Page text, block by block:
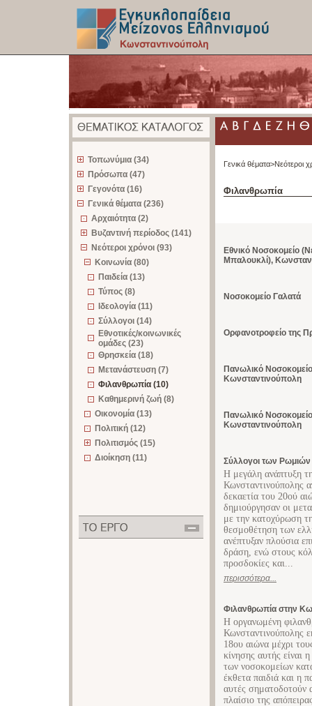
Τοπωνύμια (34)
Πρόσωπα (47)
Γεγονότα (16)
Γενικά θέματα (236)
Αρχαιότητα (2)
Βυζαντινή περίοδος (141)
Νεότεροι χρόνοι (93)
Κοινωνία (80)
Παιδεία (13)
Τύπος (8)
Ιδεολογία (11)
Σύλλογοι (14)
Εθνοτικές/κοινωνικές
ομάδες (23)
Θρησκεία (18)
Μετανάστευση (7)
Φιλανθρωπία (10)
Καθημερινή ζωή (8)
Οικονομία (13)
Πολιτική (12)
Πολιτισμός (15)
Διοίκηση (11)
Γενικά θέματα>Νεότεροι
Φιλανθρωπία
Εθνικό Νοσοκομείο
Μπαλουκλί),
Νοσοκομείο Γαλατά
Ορφανοτροφείο της
Πανωλικό
Κωνσταντινούπολη
Πανωλικό
Κωνσταντινούπολη
Σύλλογοι των
Η μεγάλη ανάπτυξη
Κωνσταντινούπολης
δεκαετία του 20ού
δημιούργησαν οι
με την κατοχύρωση
θεσμοθέτηση των
ανέπτυξαν πλούσια
δράση, ενώ στους
προσδοκίες και...
περισσότερα...
Φιλανθρωπία στην
Η οργανωμένη
Κωνσταντινούπολης
18ου αιώνα μέχρι
κίνησης αυτής είναι
των νοσοκομείων
έκθετα παιδιά και η
αυτές σηματοδοτούν
πλαίσιο της